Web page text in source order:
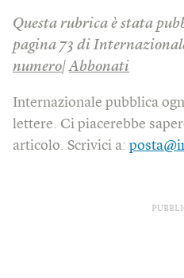
Questa rubrica è stata
pagina 73 di
numero| Abbonati
Internazionale pubblica
lettere. Ci piacerebbe
articolo. Scrivici a: